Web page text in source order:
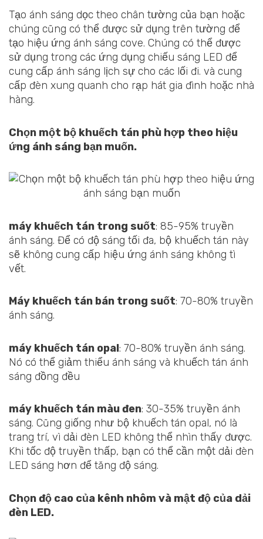
Tạo ánh sáng dọc theo chân tường của bạn hoặc
chúng cũng có thể được sử dụng trên tường để
tạo hiệu ứng ánh sáng cove. Chúng có thể được
sử dụng trong các ứng dụng chiếu sáng LED để
cung cấp ánh sáng lịch sự cho các lối đi. và cung
cấp đèn xung quanh cho rạp hát gia đình hoặc nhà
hàng.
Chọn một bộ khuếch tán phù hợp theo hiệu
ứng ánh sáng bạn muốn.
máy khuếch tán trong suốt: 85-95% truyền
ánh sáng. Để có độ sáng tối đa, bộ khuếch tán này
sẽ không cung cấp hiệu ứng ánh sáng không tì
vết.
Máy khuếch tán bán trong suốt: 70-80% truyền
ánh sáng.
máy khuếch tán opal: 70-80% truyền ánh sáng.
Nó có thể giảm thiểu ánh sáng và khuếch tán ánh
sáng đồng đều
máy khuếch tán màu đen: 30-35% truyền ánh
sáng. Cũng giống như bộ khuếch tán opal, nó là
trang trí, vì dải đèn LED không thể nhìn thấy được.
Khi tốc độ truyền thấp, bạn có thể cần một dải đèn
LED sáng hơn để tăng độ sáng.
Chọn độ cao của kênh nhôm và mật độ của dải
đèn LED.